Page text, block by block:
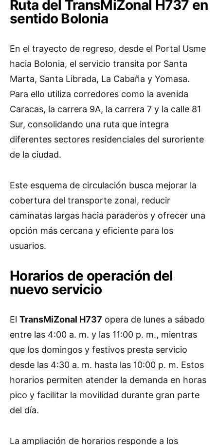
Ruta del TransMiZonal H737 en
sentido Bolonia
En el trayecto de regreso, desde el Portal Usme
hacia Bolonia, el servicio transita por Santa
Marta, Santa Librada, La Cabaña y Yomasa.
Para ello utiliza corredores como la avenida
Caracas, la carrera 9A, la carrera 7 y la calle 81
Sur, consolidando una ruta que integra
diferentes sectores residenciales del suroriente
de la ciudad.
Este esquema de circulación busca mejorar la
cobertura del transporte zonal, reducir
caminatas largas hacia paraderos y ofrecer una
opción más cercana y eficiente para los
usuarios.
Horarios de operación del
nuevo servicio
El TransMiZonal H737 opera de lunes a sábado
entre las 4:00 a. m. y las 11:00 p. m., mientras
que los domingos y festivos presta servicio
desde las 4:30 a. m. hasta las 10:00 p. m. Estos
horarios permiten atender la demanda en horas
pico y facilitar la movilidad durante gran parte
del día.
La ampliación de horarios responde a los